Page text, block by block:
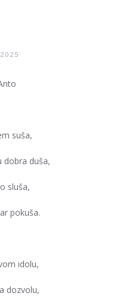
suša,
dobra duša,
sluša,
pokuša.
idolu,
dozvolu,